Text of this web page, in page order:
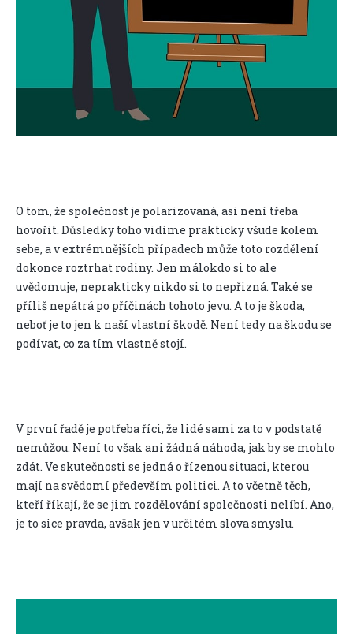
O tom, že společnost je polarizovaná, asi není třeba
hovořit. Důsledky toho vidíme prakticky všude kolem
sebe, a v extrémnějších případech může toto rozdělení
dokonce roztrhat rodiny. Jen málokdo si to ale
uvědomuje, neprakticky nikdo si to nepřizná. Také se
příliš nepátrá po příčinách tohoto jevu. A to je škoda,
neboť je to jen k naší vlastní škodě. Není tedy na škodu se
podívat, co za tím vlastně stojí.
V první řadě je potřeba říci, že lidé sami za to v podstatě
nemůžou. Není to však ani žádná náhoda, jak by se mohlo
zdát. Ve skutečnosti se jedná o řízenou situaci, kterou
mají na svědomí především politici. A to včetně těch,
kteří říkají, že se jim rozdělování společnosti nelíbí. Ano,
je to sice pravda, avšak jen v určitém slova smyslu.